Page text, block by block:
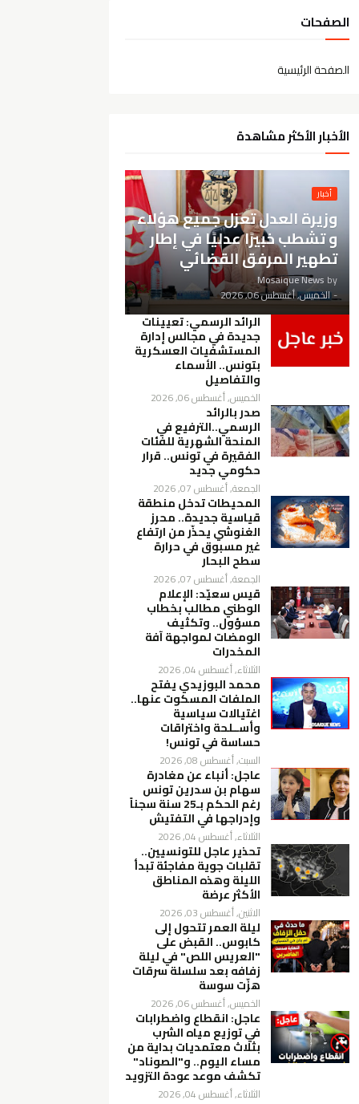
الصفحات
الصفحة الرئيسية
الأخبار الأكثر مشاهدة
أخبار
وزيرة العدل تعزل جميع هؤلاء
و تشطب خبيرًا عدليًا في إطار
تطهير المرفق القضائي
by
Mosaique News
-الخميس, أغسطس 06, 2026
الرائد الرسمي: تعيينات
جديدة في مجالس إدارة
المستشفيات العسكرية
بتونس.. الأسماء
والتفاصيل
الخميس, أغسطس 06, 2026
صدر بالرائد
الرسمي..الترفيع في
المنحة الشهرية للفئات
الفقيرة في تونس.. قرار
حكومي جديد
الجمعة, أغسطس 07, 2026
المحيطات تدخل منطقة
قياسية جديدة.. محرز
الغنوشي يحذّر من ارتفاع
غير مسبوق في حرارة
سطح البحار
الجمعة, أغسطس 07, 2026
قيس سعيّد: الإعلام
الوطني مطالب بخطاب
مسؤول.. وتكثيف
الومضات لمواجهة آفة
المخدرات
الثلاثاء, أغسطس 04, 2026
محمد البوزيدي يفتح
الملفات المسكوت عنها..
اغتيالات سياسية
وأســلحة واختراقات
حساسة في تونس!
السبت, أغسطس 08, 2026
عاجل: أنباء عن مغادرة
سهام بن سدرين تونس
رغم الحكم بـ25 سنة سجناً
وإدراجها في التفتيش
الثلاثاء, أغسطس 04, 2026
تحذير عاجل للتونسيين..
تقلبات جوية مفاجئة تبدأ
الليلة وهذه المناطق
الأكثر عرضة
الاثنين, أغسطس 03, 2026
ليلة العمر تتحول إلى
كابوس.. القبض على
"العريس اللص" في ليلة
زفافه بعد سلسلة سرقات
هزّت سوسة
الخميس, أغسطس 06, 2026
عاجل: انقطاع واضطرابات
في توزيع مياه الشرب
بثلاث معتمديات بداية من
مساء اليوم.. و"الصوناد"
تكشف موعد عودة التزويد
الثلاثاء, أغسطس 04, 2026